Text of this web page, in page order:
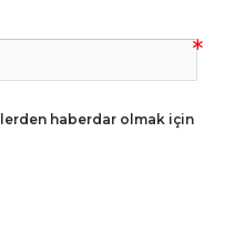
haberdar olmak için